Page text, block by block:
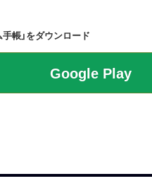
帳」をダウンロード